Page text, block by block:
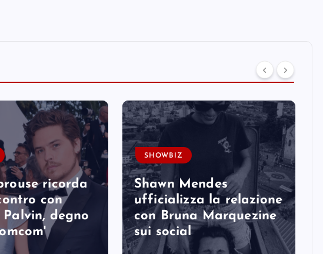
ricorda
con
degno
SHOWBIZ
Shawn Mendes
ufficializza la relazione
con Bruna Marquezine
sui social